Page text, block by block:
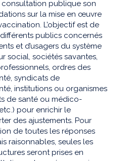
consultation publique son
sur la mise en œuvre
L’objectif est de
publics concernés
et d’usagers du système
social, sociétés savantes,
ordres des
syndicats de
institutions ou organismes
de santé ou médico-
pour enrichir le
des ajustements. Pour
de toutes les réponses
raisonnables, seules les
seront prises en